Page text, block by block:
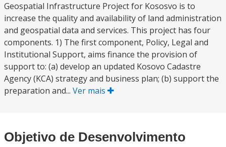
Geospatial Infrastructure Project for Kososvo is to
increase the quality and availability of land administration
and geospatial data and services. This project has four
components. 1) The first component, Policy, Legal and
Institutional Support, aims finance the provision of
support to: (a) develop an updated Kosovo Cadastre
Agency (KCA) strategy and business plan; (b) support the
preparation and... Ver mais
Objetivo de Desenvolvimento